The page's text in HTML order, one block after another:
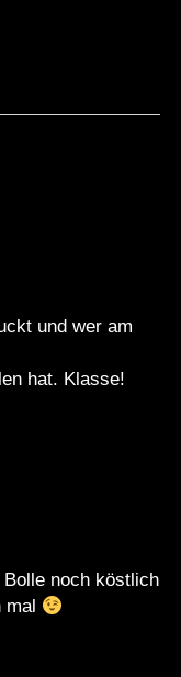
und wer am
hat. Klasse!
noch köstlich